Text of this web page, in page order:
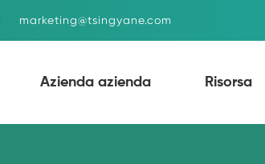
marketing@tsingyane.com
Azienda azienda Risorsa